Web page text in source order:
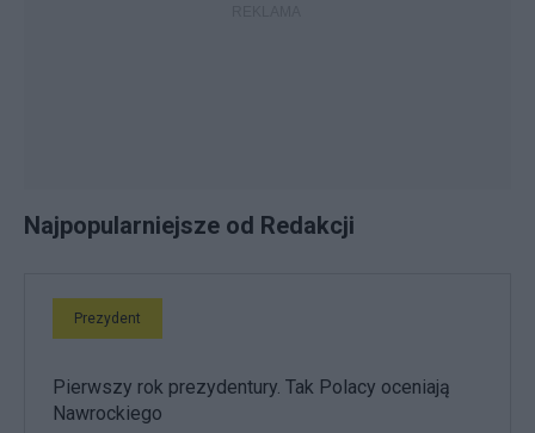
Najpopularniejsze od Redakcji
Prezydent
Pierwszy rok prezydentury. Tak Polacy oceniają
Nawrockiego